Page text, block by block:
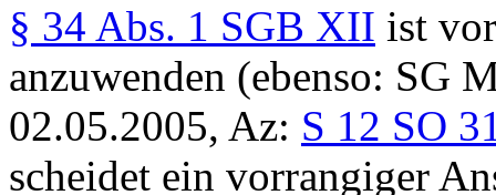
§ 34 Abs. 1 SGB XII ist
anzuwenden (ebenso: SG
02.05.2005, Az: S 12 SO
scheidet ein vorrangiger